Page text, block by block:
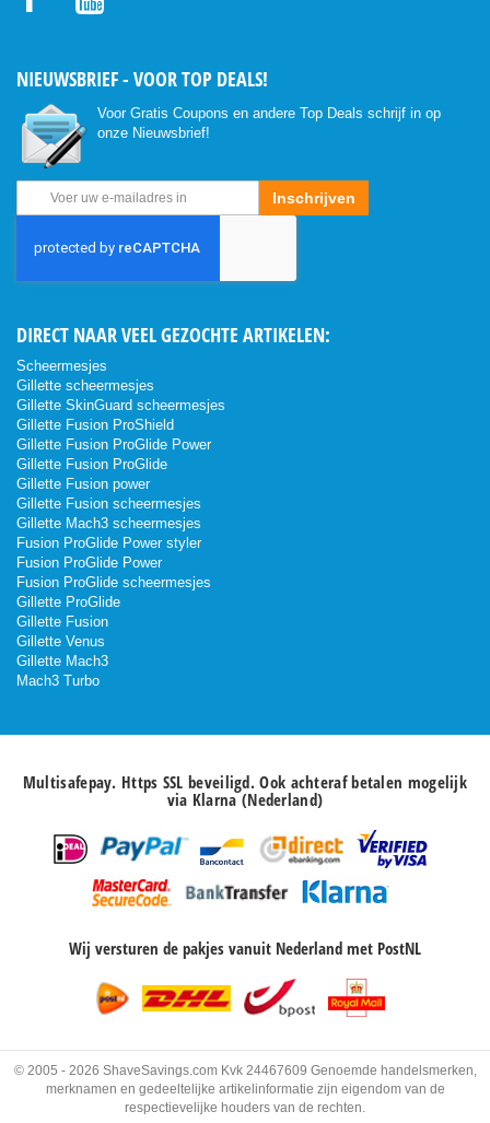
NIEUWSBRIEF - VOOR TOP DEALS!
Voor Gratis Coupons en andere Top Deals schrijf in op
onze Nieuwsbrief!
Abonneer
onze
Inschrijven
DIRECT NAAR VEEL GEZOCHTE ARTIKELEN:
Scheermesjes
Gillette scheermesjes
Gillette SkinGuard scheermesjes
Gillette Fusion ProShield
Gillette Fusion ProGlide Power
Gillette Fusion ProGlide
Gillette Fusion power
Gillette Fusion scheermesjes
Gillette Mach3 scheermesjes
Fusion ProGlide Power styler
Fusion ProGlide Power
Fusion ProGlide scheermesjes
Gillette ProGlide
Gillette Fusion
Gillette Venus
Gillette Mach3
Mach3 Turbo
Multisafepay. Https SSL beveiligd. Ook achteraf betalen mogelijk
via Klarna (Nederland)
Wij versturen de pakjes vanuit Nederland met PostNL
© 2005 - 2026 ShaveSavings.com Kvk 24467609 Genoemde handelsmerken,
merknamen en gedeeltelijke artikelinformatie zijn eigendom van de
respectievelijke houders van de rechten.